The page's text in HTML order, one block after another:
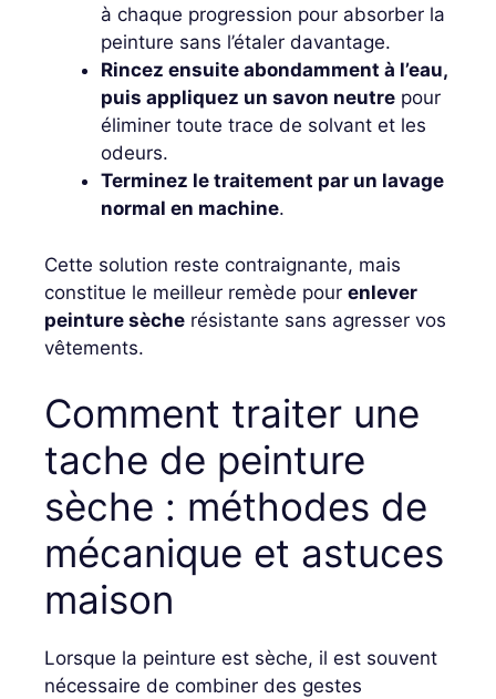
à chaque progression pour absorber la
peinture sans l’étaler davantage.
Rincez ensuite abondamment à l’eau,
puis appliquez un savon neutre pour
éliminer toute trace de solvant et les
odeurs.
Terminez le traitement par un lavage
normal en machine.
Cette solution reste contraignante, mais
constitue le meilleur remède pour enlever
peinture sèche résistante sans agresser vos
vêtements.
Comment traiter une
tache de peinture
sèche : méthodes de
mécanique et astuces
maison
Lorsque la peinture est sèche, il est souvent
nécessaire de combiner des gestes